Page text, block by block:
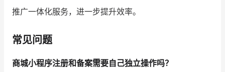
推广一体化服务，进一步提升效率。
常见问题
商城小程序注册和备案需要自己独立操作吗？